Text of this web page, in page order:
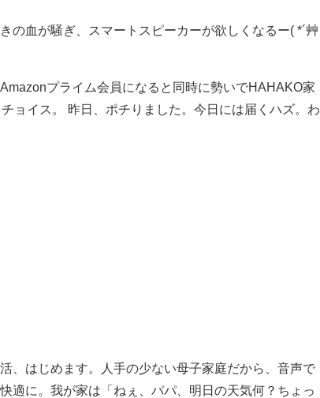
の血が騒ぎ、スマートスピーカーが欲しくなるー( *´艸
プライム会員になると同時に勢いでHAHAKO家
ョイス。 昨日、ポチりました。今日には届くハズ。わ
、はじめます。人手の少ない母子家庭だから、音声で
適に。我が家は「ねぇ、パパ、明日の天気何？ちょっ